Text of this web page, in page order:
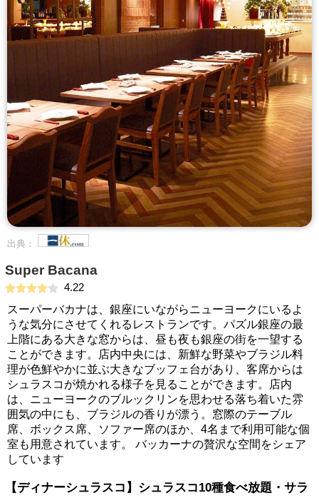
出典：
Super Bacana
4.22
スーパーバカナは、銀座にいながらニューヨークにいるよ
うな気分にさせてくれるレストランです。パズル銀座の最
上階にある大きな窓からは、昼も夜も銀座の街を一望する
ことができます。店内中央には、新鮮な野菜やブラジル料
理が色鮮やかに並ぶ大きなブッフェ台があり、客席からは
シュラスコが焼かれる様子を見ることができます。店内
は、ニューヨークのブルックリンを思わせる落ち着いた雰
囲気の中にも、ブラジルの香りが漂う。窓際のテーブル
席、ボックス席、ソファー席のほか、4名まで利用可能な個
室も用意されています。 バッカーナの贅沢な空間をシェア
しています
【ディナーシュラスコ】シュラスコ10種食べ放題・サラ